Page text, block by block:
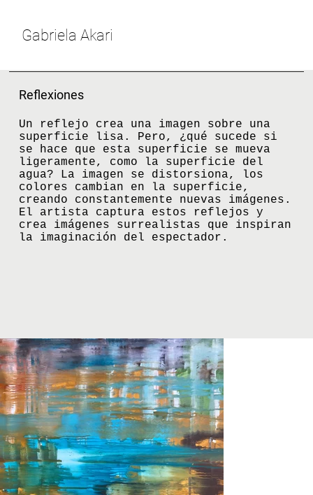
Gabriela Akari
Un reflejo crea una imagen sobre una
superficie lisa. Pero, ¿qué sucede si
se hace que esta superficie se mueva
ligeramente, como la superficie del
agua? La imagen se distorsiona, los
colores cambian en la superficie,
creando constantemente nuevas imágenes.
El artista captura estos reflejos y
crea imágenes surrealistas que inspiran
la imaginación del espectador.
Reflexiones